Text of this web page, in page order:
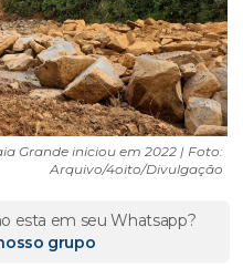
Grande iniciou em 2022 | Foto:
Arquivo/4oito/Divulgação
esta em seu Whatsapp?
grupo